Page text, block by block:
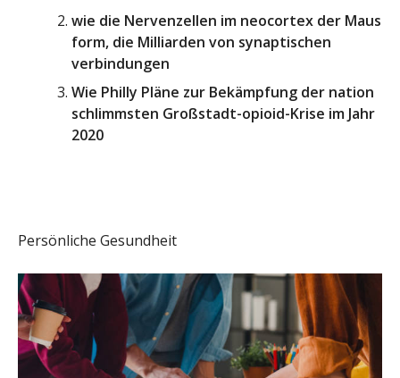
wie die Nervenzellen im neocortex der Maus
form, die Milliarden von synaptischen
verbindungen
Wie Philly Pläne zur Bekämpfung der nation
schlimmsten Großstadt-opioid-Krise im Jahr
2020
Persönliche Gesundheit